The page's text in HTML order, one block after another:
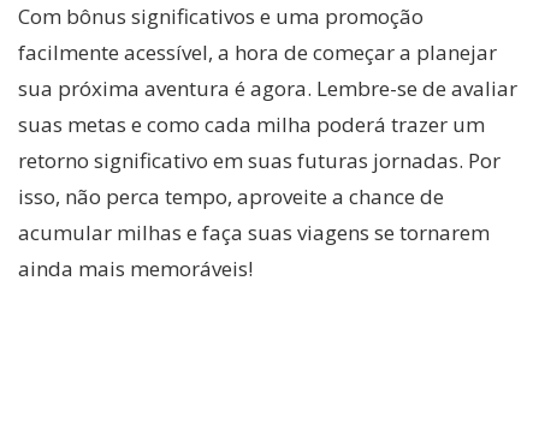
Com bônus significativos e uma promoção
facilmente acessível, a hora de começar a planejar
sua próxima aventura é agora. Lembre-se de avaliar
suas metas e como cada milha poderá trazer um
retorno significativo em suas futuras jornadas. Por
isso, não perca tempo, aproveite a chance de
acumular milhas e faça suas viagens se tornarem
ainda mais memoráveis!